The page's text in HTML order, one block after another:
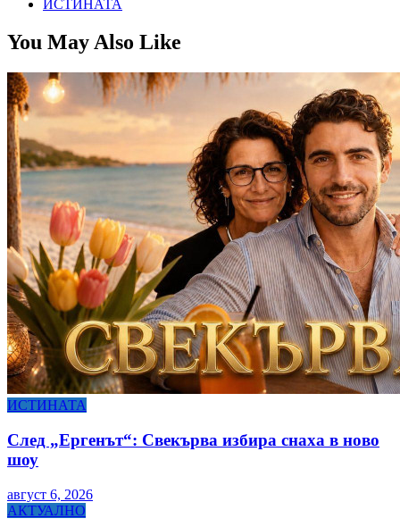
ИСТИНАТА
You May Also Like
ИСТИНАТА
След „Ергенът“: Свекърва избира снаха в ново
шоу
август 6, 2026
АКТУАЛНО